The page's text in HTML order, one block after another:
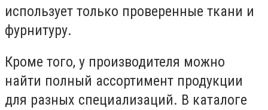
использует только проверенные ткани и
фурнитуру.
Кроме того, у производителя можно
найти полный ассортимент продукции
для разных специализаций. В каталоге